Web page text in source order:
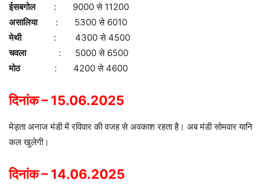
ईसबगोल
: 9000 से 11200
असालिया : 5300 से 6010
मेथी : 4300 से 4500
चवला : 5000 से 6500
मोठ
: 4200 से 4600
दिनांक – 15.06.2025
मेड़ता अनाज मंडी में रविवार की वजह से अवकाश रहता है। अब मंडी सोमवार यानि
कल खुलेगी।
दिनांक – 14.06.2025